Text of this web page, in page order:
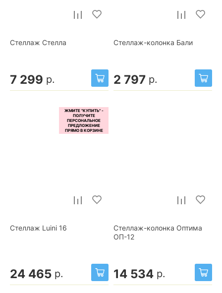
Стеллаж Стелла
7 299 р.
Стеллаж-колонка Бали
2 797 р.
Стеллаж Luini 16
24 465 р.
Стеллаж-колонка Оптима
ОП-12
14 534 р.